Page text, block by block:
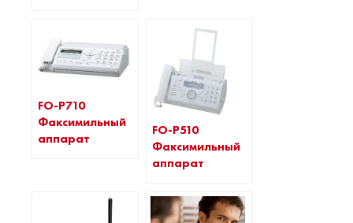
FO-P710
Факсимильный
аппарат
FO-P510
Факсимильный
аппарат